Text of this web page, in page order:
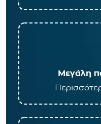
Μεγάλη